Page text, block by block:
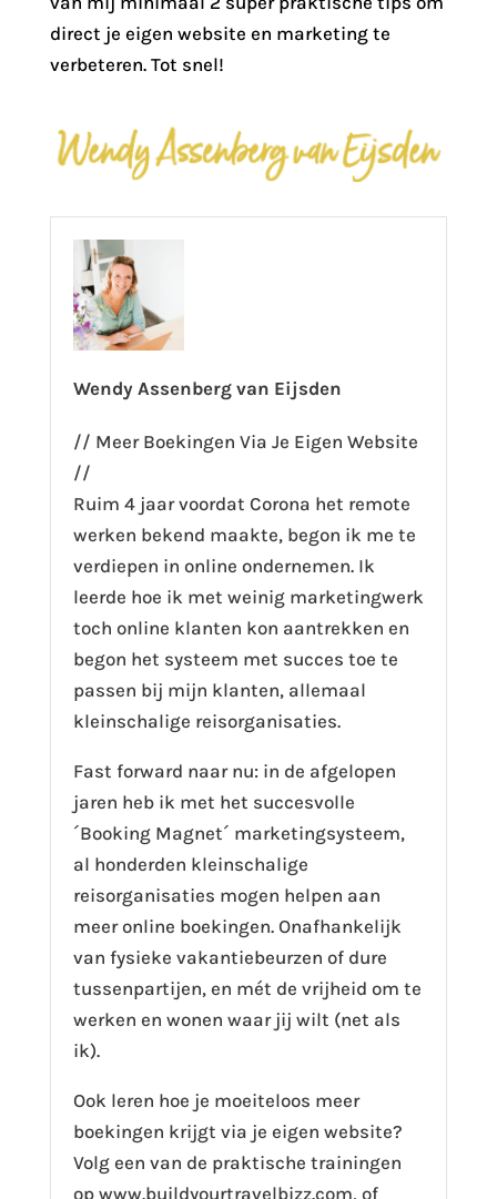
direct je eigen website en marketing te
verbeteren. Tot snel!
Wendy Assenberg van Eijsden
// Meer Boekingen Via Je Eigen Website
//
Ruim 4 jaar voordat Corona het remote
werken bekend maakte, begon ik me te
verdiepen in online ondernemen. Ik
leerde hoe ik met weinig marketingwerk
toch online klanten kon aantrekken en
begon het systeem met succes toe te
passen bij mijn klanten, allemaal
kleinschalige reisorganisaties.
Fast forward naar nu: in de afgelopen
jaren heb ik met het succesvolle
´Booking Magnet´ marketingsysteem,
al honderden kleinschalige
reisorganisaties mogen helpen aan
meer online boekingen. Onafhankelijk
van fysieke vakantiebeurzen of dure
tussenpartijen, en mét de vrijheid om te
werken en wonen waar jij wilt (net als
ik).
Ook leren hoe je moeiteloos meer
boekingen krijgt via je eigen website?
Volg een van de praktische trainingen
op www.buildyourtravelbizz.com, of